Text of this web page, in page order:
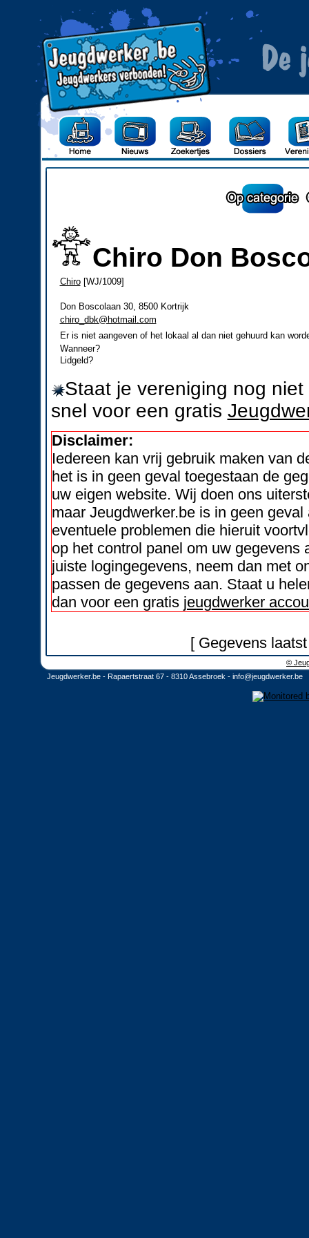
Chiro Don
Chiro[WJ/1009]
Don Boscolaan 30, 8500 Kortrijk
chiro_dbk@hotmail.com
Er is niet aangeven of het lokaal al dan niet gehuurd kan
Wanneer?
Lidgeld?
Staat je vereniging nog
snel voor een gratis
Disclaimer:
Iedereen kan vrij gebruik maken van
het is in geen geval toegestaan de
uw eigen website. Wij doen ons
maar Jeugdwerker.be is in geen
eventuele problemen die hieruit
op het control panel om uw
juiste logingegevens, neem dan met
passen de gegevens aan. Staat u
dan voor een gratis jeugdwerker
[ Gegevens
©
Jeugdwerker.be - Rapaertstraat 67 - 8310 Assebroek - info@jeugdwerker.be